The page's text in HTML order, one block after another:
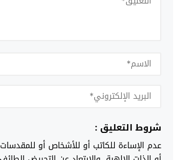
شروط التعليق :
عدم الإساءة للكاتب أو للأشخاص أو